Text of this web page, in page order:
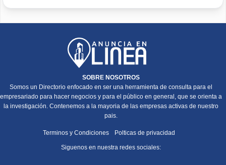
SOBRE NOSOTROS
Somos un Directorio enfocado en ser una herramienta de consulta para el
empresariado para hacer negocios y para el público en general, que se orienta a
la investigación. Contenemos a la mayoria de las empresas activas de nuestro
pais.
Terminos y Condiciones Polticas de privacidad
Siguenos en nuestra redes sociales: